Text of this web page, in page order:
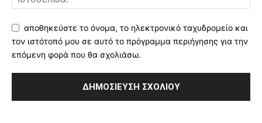
αποθηκεύστε το όνομα, το ηλεκτρονικό ταχυδρομείο και
τον ιστότοπό μου σε αυτό το πρόγραμμα περιήγησης για την
επόμενη φορά που θα σχολιάσω.